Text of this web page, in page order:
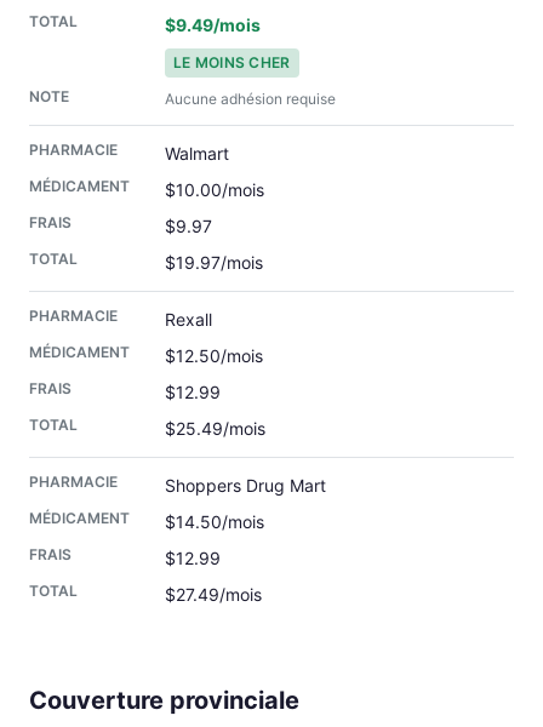
$9.49/mois
LE MOINS CHER
Aucune adhésion requise
Walmart
$10.00/mois
$9.97
$19.97/mois
Rexall
$12.50/mois
$12.99
$25.49/mois
Shoppers Drug Mart
$14.50/mois
$12.99
$27.49/mois
Couverture provinciale